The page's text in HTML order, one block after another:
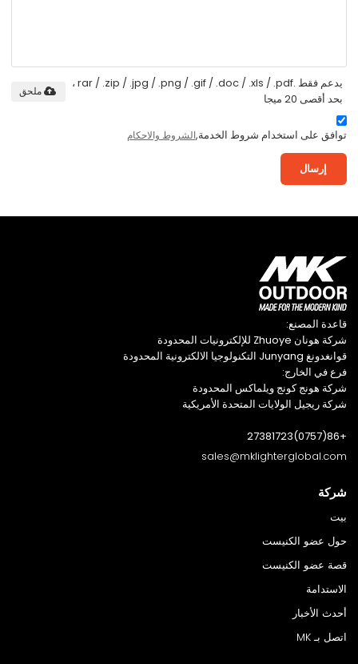
يدعم فقط .rar / .zip / .jpg / .png / .gif / .doc / .xls / .pdf ،
بحد أقصى 20 ميجا
ملحق
توافق على استخدام شروط الخدمة,الشروط والاحكام
إرسال
قاعدة المصنع:
شركة هونان Zhuoye للإلكترونيات المحدودة
قوانغدونغ Junyang التكنولوجيا الالكترونية المحدودة
فرع في الخارج:
شركة هونج كونج ويلماكس المحدودة
شركة ريجيل الولايات المتحدة الأمريكية
+86(0757)27381723
sales@mklighterglobal.com
شركة
بيت
حول عضو الكنيست
قصة عضو الكنيست
الاستدامة
أحدث الأخبار
اتصل بـ MK